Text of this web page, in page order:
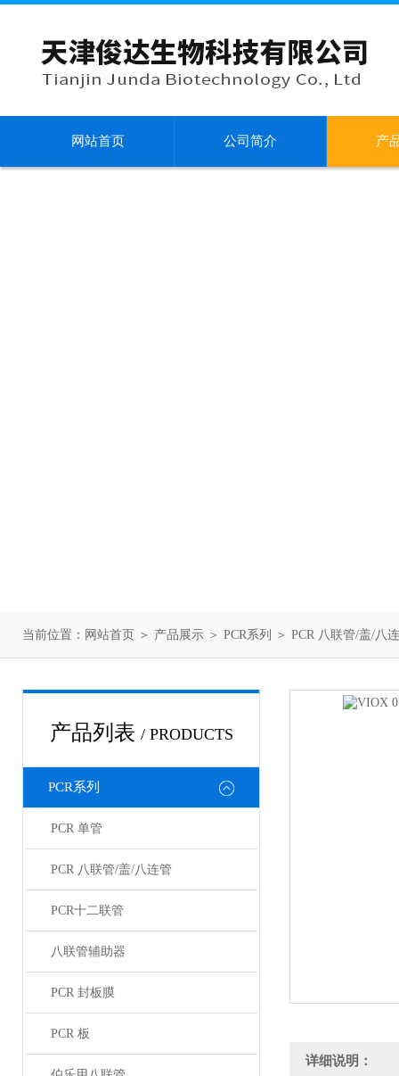
网站首页 公司简介 产
当前位置： 网站首页 ＞ 产品展示 ＞ PCR系列 ＞ PCR 八联管/盖/八
产品列表 / PRODUCTS
PCR系列
PCR 单管
PCR 八联管/盖/八连管
PCR十二联管
八联管辅助器
PCR 封板膜
PCR 板
详细说明：